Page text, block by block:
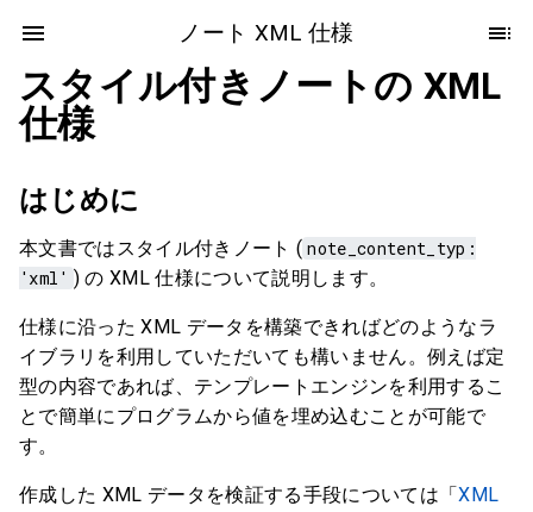
ノート XML 仕様
スタイル付きノートの XML
仕様
はじめに
本文書ではスタイル付きノート ( note_content_typ:
'xml' ) の XML 仕様について説明します。
仕様に沿った XML データを構築できればどのようなラ
イブラリを利用していただいても構いません。例えば定
型の内容であれば、テンプレートエンジンを利用するこ
とで簡単にプログラムから値を埋め込むことが可能で
す。
作成した XML データを検証する手段については「XML